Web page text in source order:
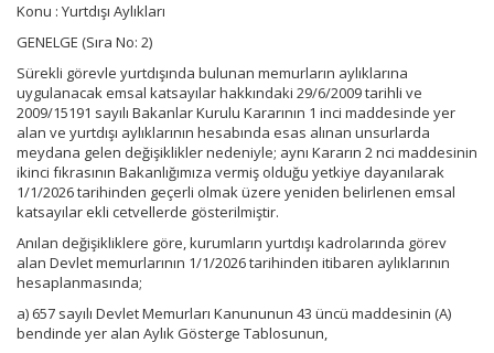
Konu : Yurtdışı Aylıkları
GENELGE (Sıra No: 2)
Sürekli görevle yurtdışında bulunan memurların aylıklarına
uygulanacak emsal katsayılar hakkındaki 29/6/2009 tarihli ve
2009/15191 sayılı Bakanlar Kurulu Kararının 1 inci maddesinde yer
alan ve yurtdışı aylıklarının hesabında esas alınan unsurlarda
meydana gelen değişiklikler nedeniyle; aynı Kararın 2 nci maddesinin
ikinci fıkrasının Bakanlığımıza vermiş olduğu yetkiye dayanılarak
1/1/2026 tarihinden geçerli olmak üzere yeniden belirlenen emsal
katsayılar ekli cetvellerde gösterilmiştir.
Anılan değişikliklere göre, kurumların yurtdışı kadrolarında görev
alan Devlet memurlarının 1/1/2026 tarihinden itibaren aylıklarının
hesaplanmasında;
a) 657 sayılı Devlet Memurları Kanununun 43 üncü maddesinin (A)
bendinde yer alan Aylık Gösterge Tablosunun,